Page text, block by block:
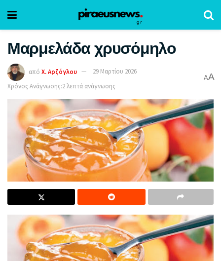
Μαρμελάδα χρυσόμηλο
από Χ. Αρζόγλου
29 Μαρτίου 2026
Χρόνος Ανάγνωσης:2 λεπτά ανάγνωσης
AA